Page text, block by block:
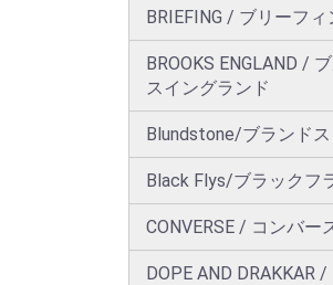
BRIEFING / ブリーフィ
BROOKS ENGLAND /
スイングランド
Blundstone/ブランド
Black Flys/ブラックフ
CONVERSE / コンバー
DOPE AND DRAKKAR